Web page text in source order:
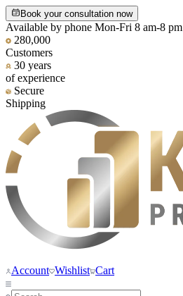
Book your consultation now
Available by phone Mon-Fri 8 am-8 pm
280,000
Customers
30 years
of experience
Secure
Shipping
Account Wishlist Cart